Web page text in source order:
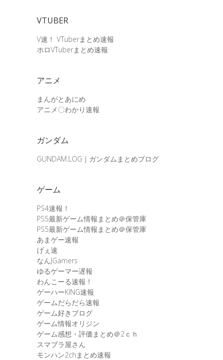
VTUBER
V速！ VTuberまとめ速報
ホロVTuberまとめ速報
アニメ
まんがとあにめ
アニメ〇わかり速報
ガンダム
GUNDAM.LOG｜ガンダムまとめブログ
ゲーム
PS4速報！
PS5最新ゲーム情報まとめ＠保管庫
PS5最新ゲーム情報まとめ＠保管庫
あまゲー速報
げぇ速
なんJGamers
ゆるゲーマー遅報
わんこーる速報！
ゲーハーKING速報
ゲームだらだら速報
ゲーム好きブログ
ゲーム情報オリジン
ゲーム感想・評価まとめ＠2ｃｈ
スマブラ屋さん
モンハン2chまとめ速報